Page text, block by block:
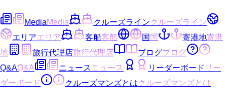
MediaMedia クルーズラインクルーズライン
エリアエリア 客船客船 国国 寄港地寄港
地
旅行代理店旅行代理店 ブログブログ
Q&AQ&A ニュース ニュース リーダーボード リー
ダーボード
クルーズマンズとはクルーズマンズとは